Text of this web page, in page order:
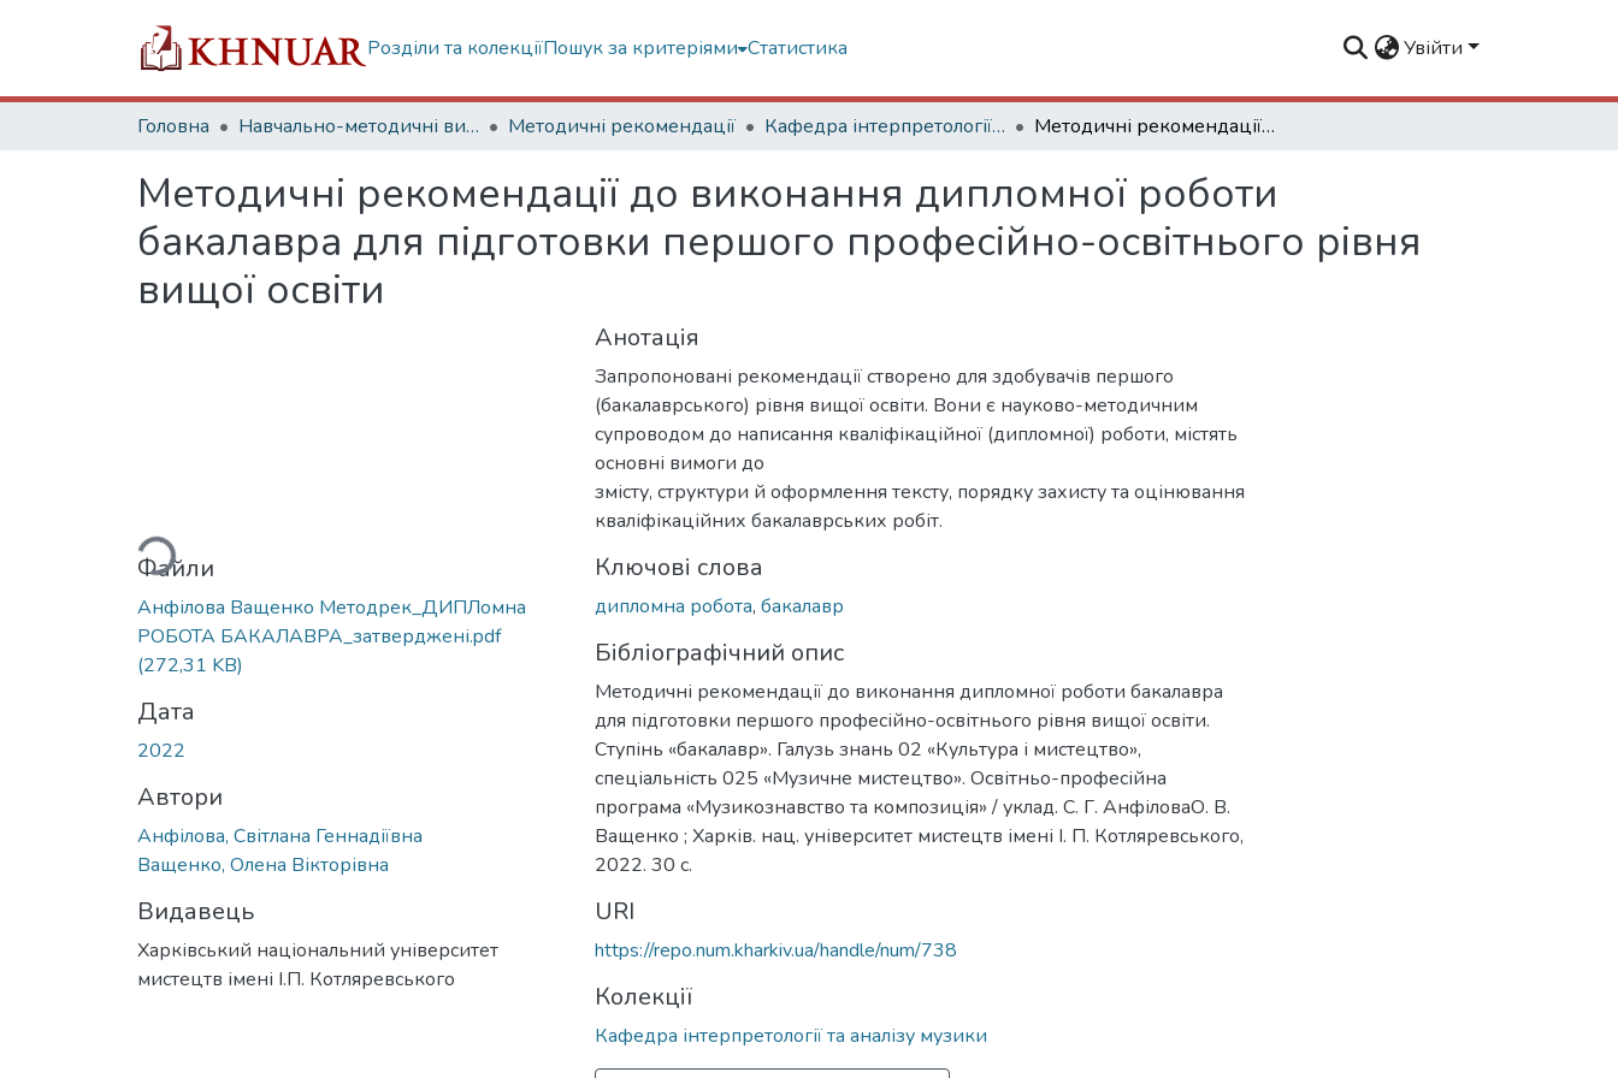
Розділи та колекціїПошук за критеріями Статистика Увійти
Головна Навчально-методичні видання Методичні рекомендації Кафедра інтерпретології та аналізу музики Методичні рекомендації до виконання дипломної роботи бакалавра для підготовки першого професійно-освітнього рівня вищої освіти
Методичні рекомендації до виконання дипломної роботи
бакалавра для підготовки першого професійно-освітнього рівня
вищої освіти
Вантажиться...
Файли
Анфілова Ващенко Методрек_ДИПЛомна
РОБОТА БАКАЛАВРА_затверджені.pdf
(272,31 KB)
Дата
2022
Автори
Анфілова, Світлана Геннадіївна
Ващенко, Олена Вікторівна
Видавець
Харківський національний університет
мистецтв імені І.П. Котляревського
Анотація
Запропоновані рекомендації створено для здобувачів першого
(бакалаврського) рівня вищої освіти. Вони є науково-методичним
супроводом до написання кваліфікаційної (дипломної) роботи, містять
основні вимоги до
змісту, структури й оформлення тексту, порядку захисту та оцінювання
кваліфікаційних бакалаврських робіт.
Ключові слова
дипломна робота, бакалавр
Бібліографічний опис
Методичні рекомендації до виконання дипломної роботи бакалавра
для підготовки першого професійно-освітнього рівня вищої освіти.
Ступінь «бакалавр». Галузь знань 02 «Культура і мистецтво»,
спеціальність 025 «Музичне мистецтво». Освітньо-професійна
програма «Музикознавство та композиція» / уклад. С. Г. АнфіловаО. В.
Ващенко ; Харків. нац. університет мистецтв імені І. П. Котляревського,
2022. 30 с.
URI
https://repo.num.kharkiv.ua/handle/num/738
Колекції
Кафедра інтерпретології та аналізу музики